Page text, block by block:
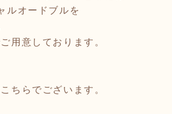
ルオードブルを
用意しております。
ちらでございます。